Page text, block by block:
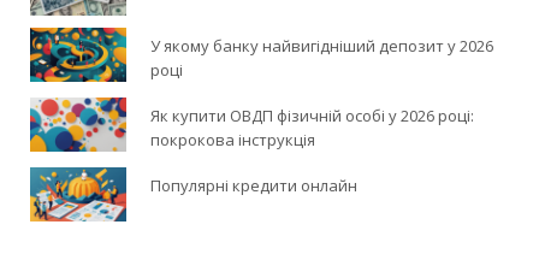
У якому банку найвигідніший депозит у 2026
році
Як купити ОВДП фізичній особі у 2026 році:
покрокова інструкція
Популярні кредити онлайн